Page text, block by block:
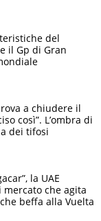
del
il Gp di Gran
a chiudere il
così”. L’ombra di
dei tifosi
la UAE
che agita
beffa alla Vuelta